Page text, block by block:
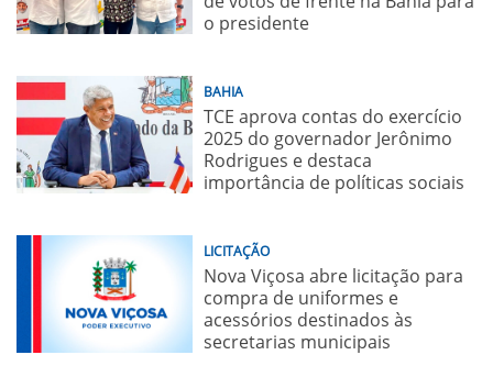
o presidente
BAHIA
TCE aprova contas do exercício
2025 do governador Jerônimo
Rodrigues e destaca
importância de políticas sociais
LICITAÇÃO
Nova Viçosa abre licitação para
compra de uniformes e
acessórios destinados às
secretarias municipais